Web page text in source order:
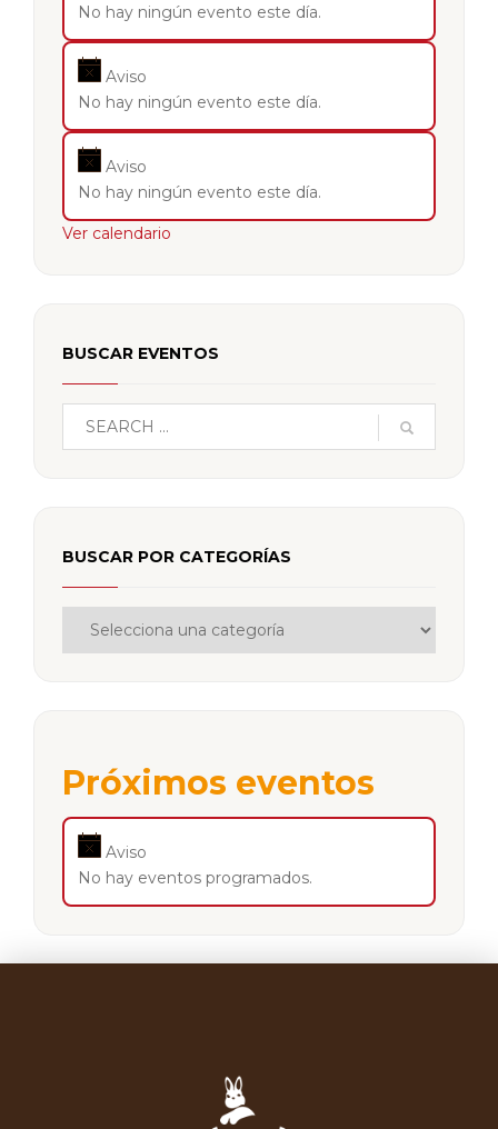
No hay ningún evento este día.
Aviso
No hay ningún evento este día.
Aviso
No hay ningún evento este día.
Ver calendario
BUSCAR EVENTOS
BUSCAR POR CATEGORÍAS
Próximos eventos
Aviso
No hay eventos programados.